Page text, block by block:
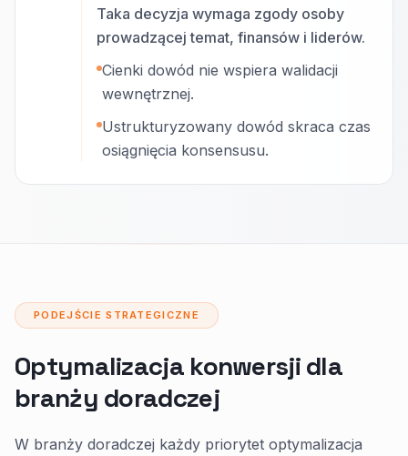
Taka decyzja wymaga zgody osoby
prowadzącej temat, finansów i liderów.
Cienki dowód nie wspiera walidacji
wewnętrznej.
Ustrukturyzowany dowód skraca czas
osiągnięcia konsensusu.
PODEJŚCIE STRATEGICZNE
Optymalizacja konwersji dla
branży doradczej
W branży doradczej każdy priorytet optymalizacja